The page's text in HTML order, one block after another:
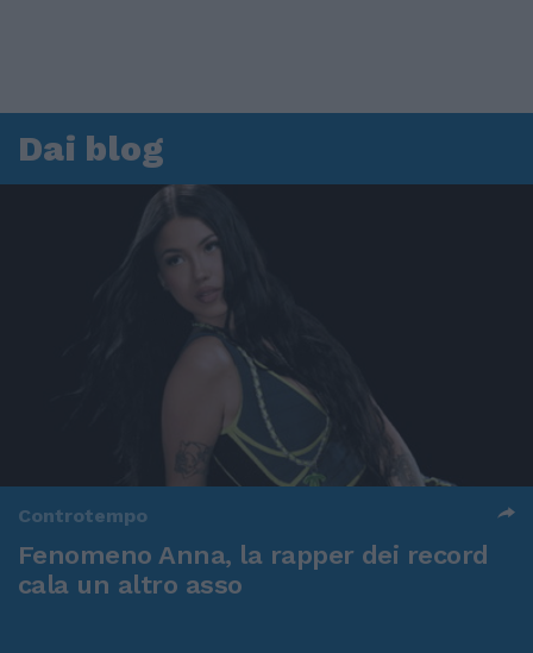
Dai blog
Controtempo
Fenomeno Anna, la rapper dei record
cala un altro asso